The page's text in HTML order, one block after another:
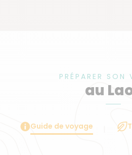
PRÉPARER SON
au
Guide de voyage